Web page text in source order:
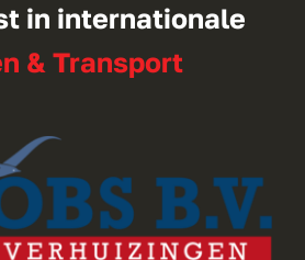
in internationale
& Transport